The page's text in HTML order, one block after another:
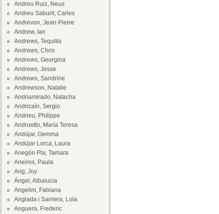
Andreu Ruiz, Neus
Andreu Saburit, Carles
Andrevon, Jean-Pierre
Andrew, Ian
Andrews, Tequitia
Andrews, Chris
Andrews, Georgina
Andrews, Jesse
Andrews, Sandrine
Andrewson, Natalie
Andriamirado, Natacha
Andricaín, Sergio
Andrieu, Philippe
Andruetto, María Teresa
Andújar, Gemma
Andújar Lorca, Laura
Anegón Pla, Tamara
Aneiros, Paula
Ang, Joy
Ángel, Albalucia
Angelini, Fabiana
Anglada i Sarriera, Lola
Anguera, Frederic